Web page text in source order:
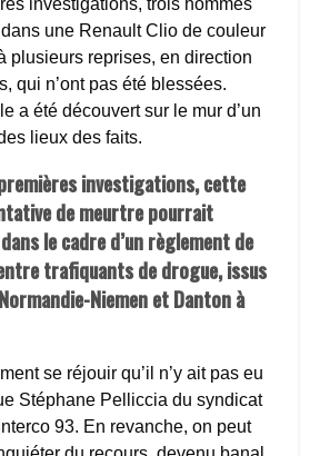
une Renault Clio de couleur
plusieurs reprises, en direction
qui n’ont pas été blessées.
a été découvert sur le mur d’un
lieux des faits.
investigations, cette
de meurtre pourrait
le cadre d’un règlement de
trafiquants de drogue, issus
Niemen et Danton à
se réjouir qu’il n’y ait pas eu
Stéphane Pelliccia du syndicat
93. En revanche, on peut